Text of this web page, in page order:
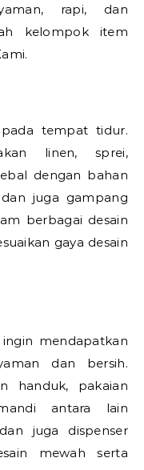
rapi, dan
kelompok item
tempat tidur.
linen, sprei,
dengan bahan
juga gampang
berbagai desain
gaya desain
mendapatkan
dan bersih.
handuk, pakaian
antara lain
juga dispenser
mewah serta